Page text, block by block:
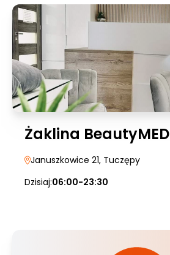
Żaklina BeautyMED
Januszkowice 21, Tuczępy
Dzisiaj:06:00-23:30